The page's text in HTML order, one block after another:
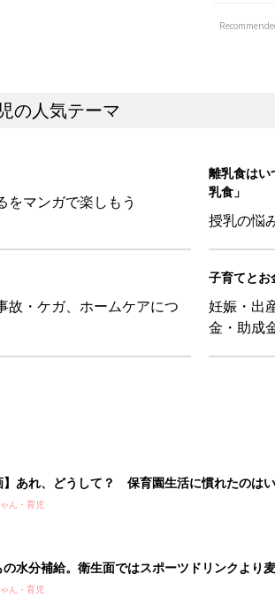
の人気テーマ
をマンガで楽しもう
離乳食はい
乳食」
授乳の悩
故・ケガ、ホームケアにつ
子育てとお
妊娠・出
金・助成
】あれ、どうして？ 保育園生活に慣れたのは
……！『ふうふう子育て ＃91』
ん・育児
の水分補給。衛生面ではスポーツドリンクより
コツとは？【専門家監修】
ん・育児